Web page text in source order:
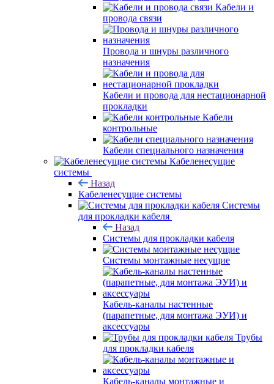
Кабели и
провода связи
Провода и шнуры различного
назначения
Кабели и провода для нестационарной
прокладки
Кабели
контрольные
Кабели специального назначения
Кабеленесущие
системы
Назад
Кабеленесущие системы
Системы
для прокладки кабеля
Назад
Системы для прокладки кабеля
Системы монтажные несущие
Кабель-каналы настенные
(парапетные, для монтажа ЭУИ) и
аксессуары
Трубы
для прокладки кабеля
Кабель-каналы монтажные и